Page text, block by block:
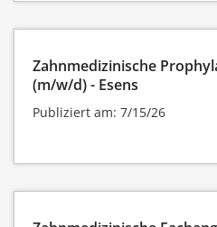
Zahnmedizinische
(m/w/d) - Esens
Publiziert am: 7/15/26